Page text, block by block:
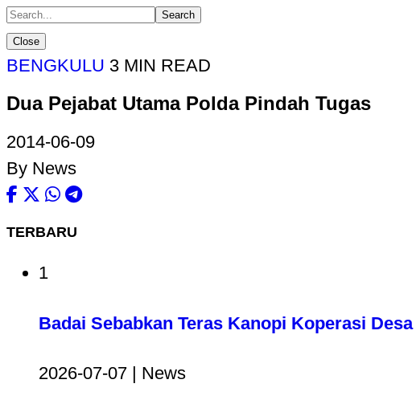
Search
Close
BENGKULU 3 MIN READ
Dua Pejabat Utama Polda Pindah Tugas
2014-06-09
By News
TERBARU
1
Badai Sebabkan Teras Kanopi Koperasi
2026-07-07 | News